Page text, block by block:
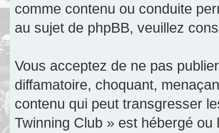
comme contenu ou conduite
au sujet de phpBB, veuillez
Vous acceptez de ne pas
diffamatoire, choquant,
contenu qui peut transgresser
Twinning Club » est hébergé